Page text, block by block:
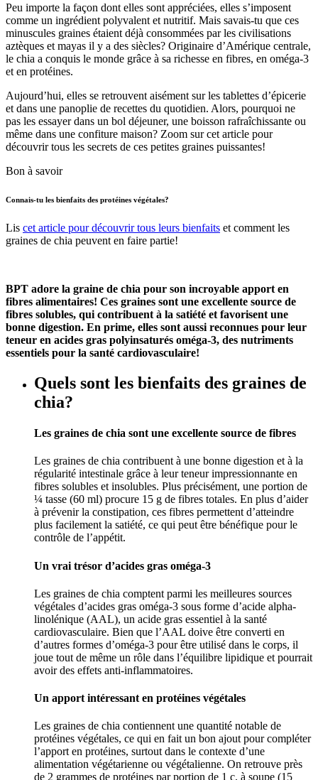
Peu importe la façon dont elles sont appréciées, elles s’imposent
comme un ingrédient polyvalent et nutritif. Mais savais-tu que ces
minuscules graines étaient déjà consommées par les civilisations
aztèques et mayas il y a des siècles? Originaire d’Amérique centrale,
le chia a conquis le monde grâce à sa richesse en fibres, en oméga-3
et en protéines.
Aujourd’hui, elles se retrouvent aisément sur les tablettes d’épicerie
et dans une panoplie de recettes du quotidien. Alors, pourquoi ne
pas les essayer dans un bol déjeuner, une boisson rafraîchissante ou
même dans une confiture maison? Zoom sur cet article pour
découvrir tous les secrets de ces petites graines puissantes!
Bon à savoir
Connais-tu les bienfaits des protéines végétales?
Lis cet article pour découvrir tous leurs bienfaits et comment les
graines de chia peuvent en faire partie!
BPT adore la graine de chia pour son incroyable apport en
fibres alimentaires! Ces graines sont une excellente source de
fibres solubles, qui contribuent à la satiété et favorisent une
bonne digestion. En prime, elles sont aussi reconnues pour leur
teneur en acides gras polyinsaturés oméga-3, des nutriments
essentiels pour la santé cardiovasculaire!
Quels sont les bienfaits des graines de
chia?
Les graines de chia sont une excellente source de fibres
Les graines de chia contribuent à une bonne digestion et à la
régularité intestinale grâce à leur teneur impressionnante en
fibres solubles et insolubles. Plus précisément, une portion de
¼ tasse (60 ml) procure 15 g de fibres totales. En plus d’aider
à prévenir la constipation, ces fibres permettent d’atteindre
plus facilement la satiété, ce qui peut être bénéfique pour le
contrôle de l’appétit.
Un vrai trésor d’acides gras oméga-3
Les graines de chia comptent parmi les meilleures sources
végétales d’acides gras oméga-3 sous forme d’acide alpha-
linolénique (AAL), un acide gras essentiel à la santé
cardiovasculaire. Bien que l’AAL doive être converti en
d’autres formes d’oméga-3 pour être utilisé dans le corps, il
joue tout de même un rôle dans l’équilibre lipidique et pourrait
avoir des effets anti-inflammatoires.
Un apport intéressant en protéines végétales
Les graines de chia contiennent une quantité notable de
protéines végétales, ce qui en fait un bon ajout pour compléter
l’apport en protéines, surtout dans le contexte d’une
alimentation végétarienne ou végétalienne. On retrouve près
de 2 grammes de protéines par portion de 1 c. à soupe (15